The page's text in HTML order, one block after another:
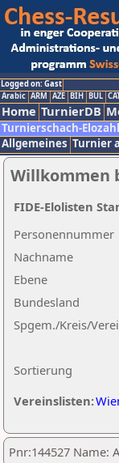
Logged on: Gast
Arabic ARM AZE BIH BUL
Home TurnierDB
Turnierschach-Elozahl
Allgemeines Turnier
Willkommen
Nachname
Ebene
Sortierung
Personennummer
Bundesland
Spgem./Kreis/
Vereinslisten:
FIDE-Elolisten
Pnr:144527 Name: